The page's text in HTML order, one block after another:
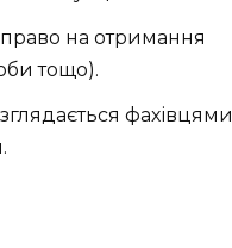
право на отримання
тощо).
фахівцями